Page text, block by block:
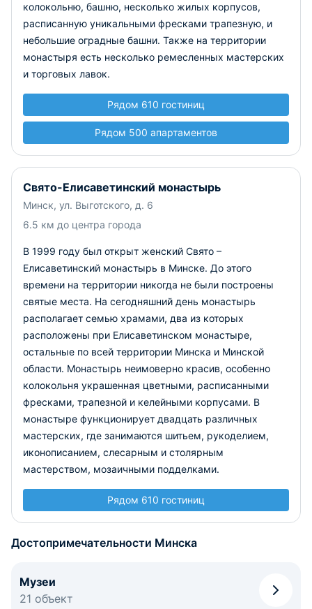
колокольню, башню, несколько жилых корпусов,
расписанную уникальными фресками трапезную, и
небольшие оградные башни. Также на территории
монастыря есть несколько ремесленных мастерских
и торговых лавок.
Рядом 610 гостиниц
Рядом 500 апартаментов
Свято-Елисаветинский монастырь
Минск, ул. Выготского, д. 6
6.5 км до центра города
В 1999 году был открыт женский Свято –
Елисаветинский монастырь в Минске. До этого
времени на территории никогда не были построены
святые места. На сегодняшний день монастырь
располагает семью храмами, два из которых
расположены при Елисаветинском монастыре,
остальные по всей территории Минска и Минской
области. Монастырь неимоверно красив, особенно
колокольня украшенная цветными, расписанными
фресками, трапезной и келейными корпусами. В
монастыре функционирует двадцать различных
мастерских, где занимаются шитьем, рукоделием,
иконописанием, слесарным и столярным
мастерством, мозаичными подделками.
Рядом 610 гостиниц
Достопримечательности Минска
Музеи
21 объект